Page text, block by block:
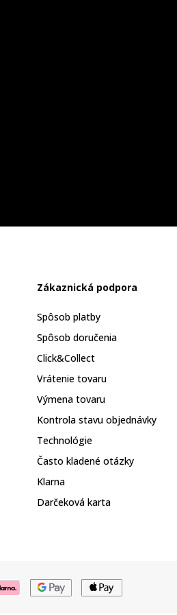
Zákaznická podpora
Spôsob platby
Spôsob doručenia
Click&Collect
Vrátenie tovaru
Výmena tovaru
Kontrola stavu objednávky
Technológie
Často kladené otázky
Klarna
Darčeková karta